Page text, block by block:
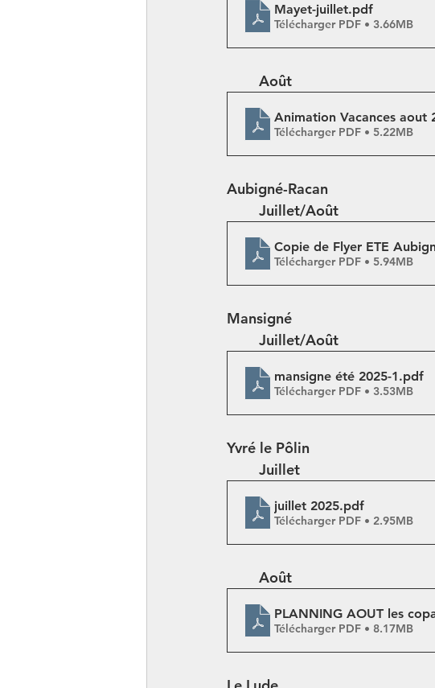
Mayet-juillet.pdf
Télécharger PDF • 3.66MB
	Août
Animation Vacances aout
Télécharger PDF • 5.22MB
Aubigné-Racan
	Juillet/Août
Copie de Flyer ETE
Télécharger PDF • 5.94MB
Mansigné
	Juillet/Août
mansigne été 2025-1.pdf
Télécharger PDF • 3.53MB
Yvré le Pôlin
	Juillet
juillet 2025.pdf
Télécharger PDF • 2.95MB
	Août
PLANNING AOUT les
Télécharger PDF • 8.17MB